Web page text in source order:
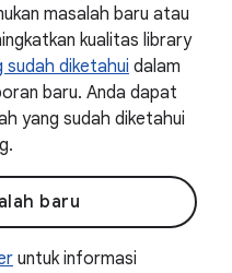
masalah baru atau
kualitas library
sudah diketahui dalam
baru. Anda dapat
yang sudah diketahui
baru
untuk informasi